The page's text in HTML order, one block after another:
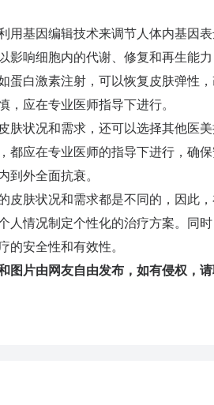
用基因编辑技术来调节人体内基因
影响细胞内的代谢、修复和再生能
蛋白激素注射，可以恢复皮肤弹性
，应在专业医师指导下进行。
状况和需求，还可以选择其他医美
都应在专业医师的指导下进行，确
到外全面抗衰。
肤状况和需求都是不同的，因此，
人情况制定个性化的治疗方案。同
的安全性和有效性。
图片由网友自由发布，如有侵权，